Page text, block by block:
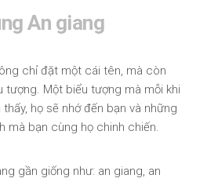
An giang
chỉ đặt một cái tên, mà còn
tượng. Một biểu tượng mà mỗi khi
họ sẽ nhớ đến bạn và những
mà bạn cùng họ chinh chiến.
gần giống như: an giang, an